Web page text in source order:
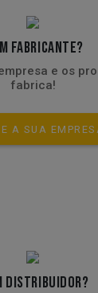
FABRICANTE?
e os
fabrica!
A SUA
DISTRIBUIDOR?